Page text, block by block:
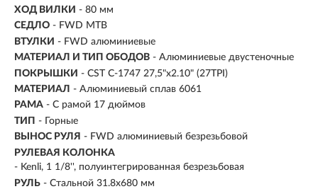
ХОД ВИЛКИ - 80 мм
СЕДЛО - FWD MTB
ВТУЛКИ - FWD алюминиевые
МАТЕРИАЛ И ТИП ОБОДОВ - Алюминиевые двустеночные
ПОКРЫШКИ - CST C-1747 27,5"x2.10" (27TPI)
МАТЕРИАЛ - Алюминиевый сплав 6061
РАМА - С рамой 17 дюймов
ТИП - Горные
ВЫНОС РУЛЯ - FWD алюминиевый безрезьбовой
РУЛЕВАЯ КОЛОНКА
- Kenli, 1 1/8'', полуинтегрированная безрезьбовая
РУЛЬ - Стальной 31.8х680 мм